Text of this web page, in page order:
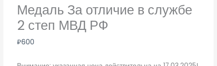
Медаль За отличие в службе
2 степ МВД РФ
₽600